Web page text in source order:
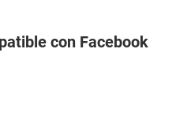
con Facebook